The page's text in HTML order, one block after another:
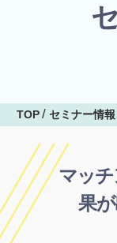
TOP セミナー情報
マッ
果